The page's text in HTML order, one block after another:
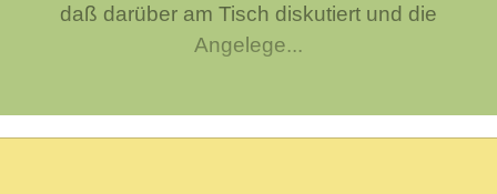
daß darüber am Tisch diskutiert und die
Angelege...